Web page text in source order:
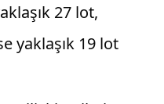
27 lot,
yaklaşık 19 lot